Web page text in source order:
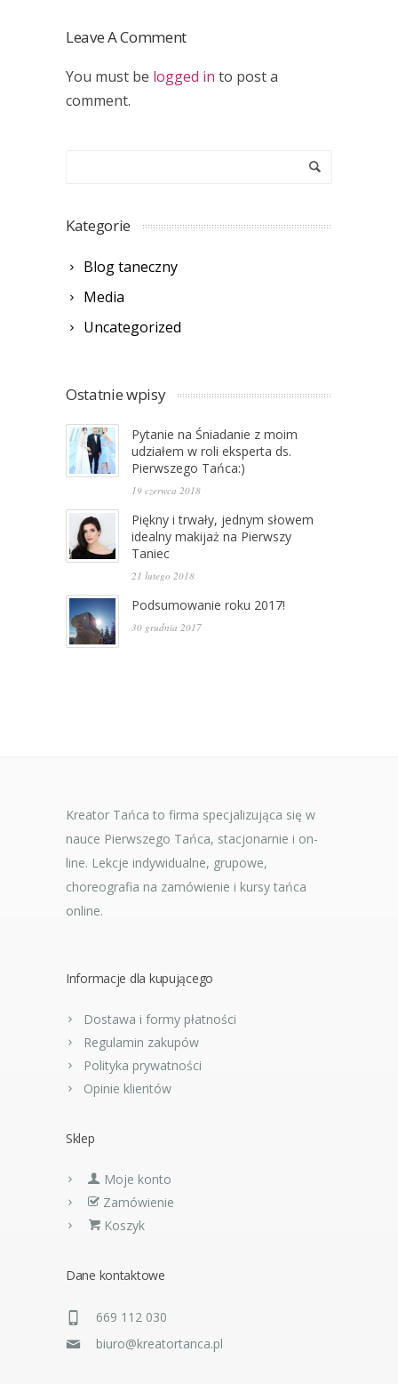
Leave A Comment
You must be logged in to post a
comment.
Kategorie
Blog taneczny
Media
Uncategorized
Ostatnie wpisy
Pytanie na Śniadanie z moim
udziałem w roli eksperta ds.
Pierwszego Tańca:)
19 czerwca 2018
Piękny i trwały, jednym słowem
idealny makijaż na Pierwszy
Taniec
21 lutego 2018
Podsumowanie roku 2017!
30 grudnia 2017
Kreator Tańca to firma specjalizująca się w
nauce Pierwszego Tańca, stacjonarnie i on-
line. Lekcje indywidualne, grupowe,
choreografia na zamówienie i kursy tańca
online.
Informacje dla kupującego
Dostawa i formy płatności
Regulamin zakupów
Polityka prywatności
Opinie klientów
Sklep
Moje konto
Zamówienie
Koszyk
Dane kontaktowe
669 112 030
biuro@kreatortanca.pl